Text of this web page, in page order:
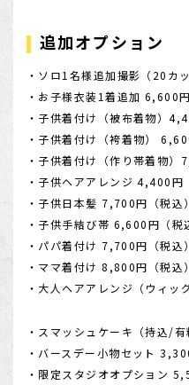
追加オプション
・ソロ1名様追加撮影（20カ
・お子様衣装1着追加 6,600円
・子供着付け（被布着物）
・子供着付け（袴着物）
・子供着付け（作り帯着物）
・子供ヘアアレンジ 4,400円
・子供日本髪 7,700円（税込）
・子供手結び帯 6,600円（税
・パパ着付け 7,700円（税込）
・ママ着付け 8,800円（税込）
・大人ヘアアレンジ（ウィッ
・スマッシュケーキ（持込/
・バースデー小物セット
・限定スタジオオプション